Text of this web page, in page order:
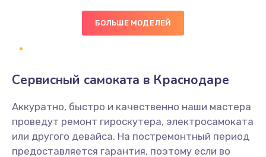
Замена экрана
1950 руб.
Заказать
БОЛЬШЕ МОДЕЛЕЙ
Сервисный самоката в Краснодаре
Аккуратно, быстро и качественно наши мастера
проведут ремонт гироскутера, электросамоката
или другого девайса. На постремонтный период
предоставляется гарантия, поэтому если во